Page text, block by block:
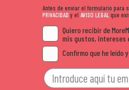
Antes de enviar el formulario para
PRIVACIDADy el AVISO LEGALque
Quiero recibir de
mis gustos, intereses
Confirmo que he leído